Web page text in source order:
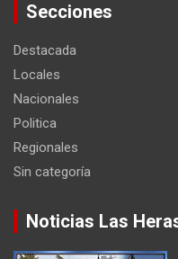
Secciones
Destacada
Locales
Nacionales
Politica
Regionales
Sin categoría
Noticias Las